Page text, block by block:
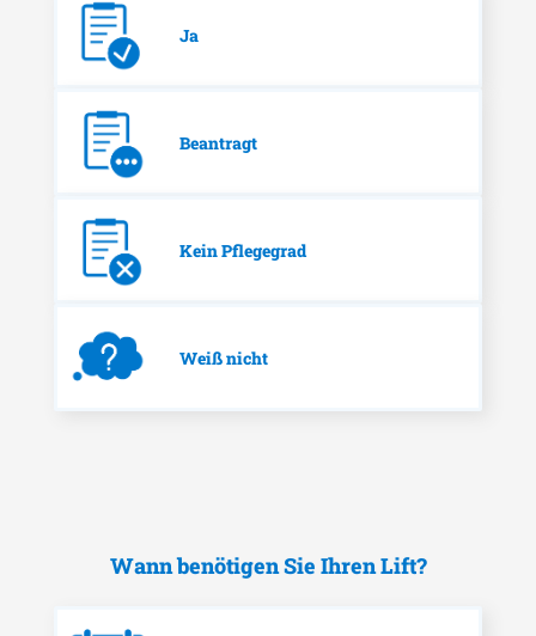
Ja
Beantragt
Kein Pflegegrad
Weiß nicht
Wann benötigen Sie Ihren Lift?